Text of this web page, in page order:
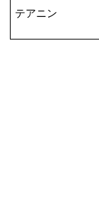
テアニン